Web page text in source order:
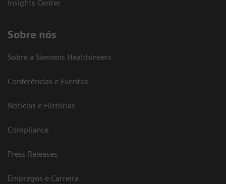
Insights Center
Sobre nós
Sobre a Siemens Healthineers
Conferências e Eventos
Notícias e Histórias
Compliance
Press Releases
Empregos e Carreira